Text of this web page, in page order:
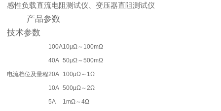
感性负载直流电阻测试仪、变压器直阻测试仪
产品参数
技术参数
电流档位及量程
100A10μΩ～100mΩ
40A 50μΩ～500mΩ
20A 100μΩ～1Ω
10A 500μΩ～2Ω
5A
1mΩ～4Ω